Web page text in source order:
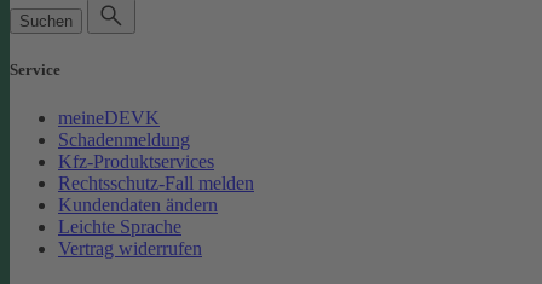
Suchen
Service
meineDEVK
Schadenmeldung
Kfz-Produktservices
Rechtsschutz-Fall melden
Kundendaten ändern
Leichte Sprache
Vertrag widerrufen